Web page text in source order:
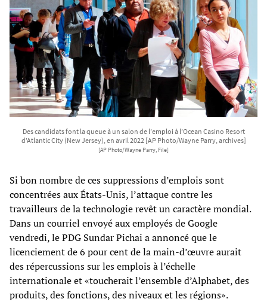
Des candidats font la queue à un salon de l’emploi à l’Ocean Casino Resort
d’Atlantic City (New Jersey), en avril 2022 [AP Photo/Wayne Parry, archives]
[AP Photo/Wayne Parry, File]
Si bon nombre de ces suppressions d’emplois sont
concentrées aux États-Unis, l’attaque contre les
travailleurs de la technologie revêt un caractère mondial.
Dans un courriel envoyé aux employés de Google
vendredi, le PDG Sundar Pichai a annoncé que le
licenciement de 6 pour cent de la main-d’œuvre aurait
des répercussions sur les emplois à l’échelle
internationale et «toucherait l’ensemble d’Alphabet, des
produits, des fonctions, des niveaux et les régions».